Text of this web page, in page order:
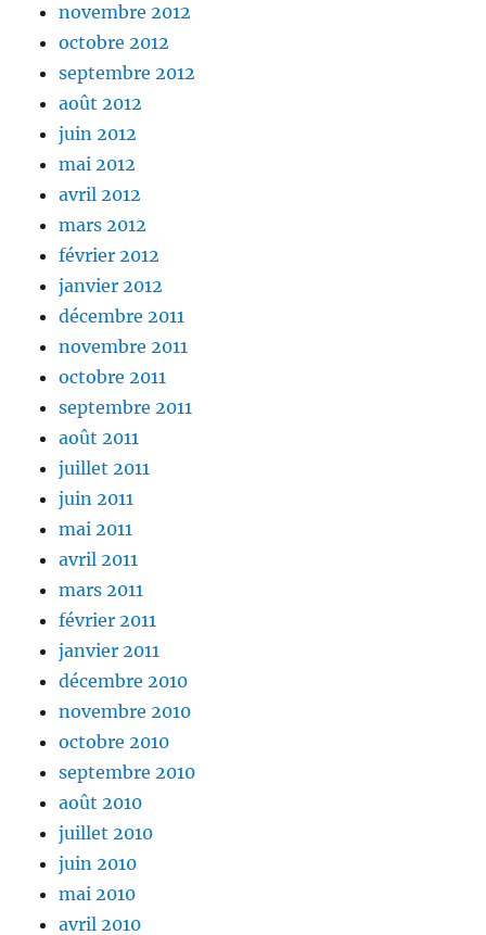
novembre 2012
octobre 2012
septembre 2012
août 2012
juin 2012
mai 2012
avril 2012
mars 2012
février 2012
janvier 2012
décembre 2011
novembre 2011
octobre 2011
septembre 2011
août 2011
juillet 2011
juin 2011
mai 2011
avril 2011
mars 2011
février 2011
janvier 2011
décembre 2010
novembre 2010
octobre 2010
septembre 2010
août 2010
juillet 2010
juin 2010
mai 2010
avril 2010